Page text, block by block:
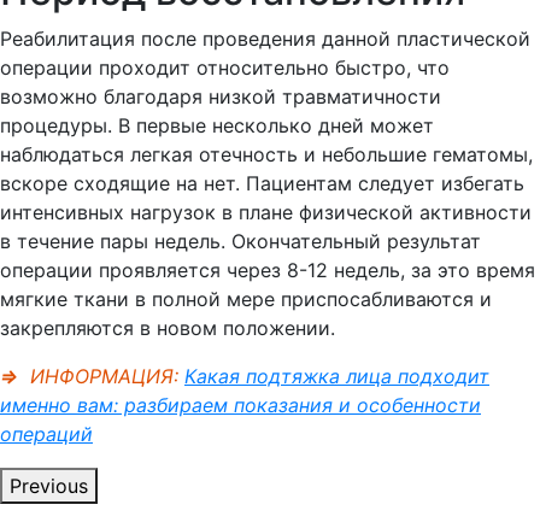
Реабилитация после проведения данной пластической
операции проходит относительно быстро, что
возможно благодаря низкой травматичности
процедуры. В первые несколько дней может
наблюдаться легкая отечность и небольшие гематомы,
вскоре сходящие на нет. Пациентам следует избегать
интенсивных нагрузок в плане физической активности
в течение пары недель. Окончательный результат
операции проявляется через 8-12 недель, за это время
мягкие ткани в полной мере приспосабливаются и
закрепляются в новом положении.
⇒ ИНФОРМАЦИЯ: Какая подтяжка лица подходит
именно вам: разбираем показания и особенности
операций
Previous